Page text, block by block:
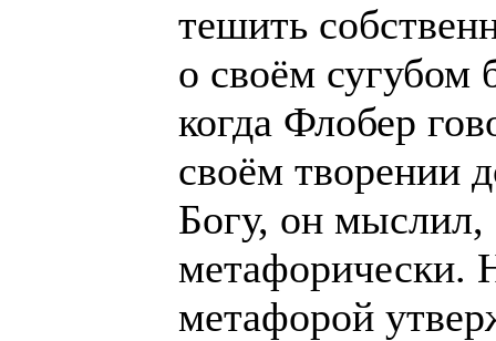
тешить
о своём сугубом
когда Флобер
своём творении
Богу, он мыслил,
метафорически.
метафорой